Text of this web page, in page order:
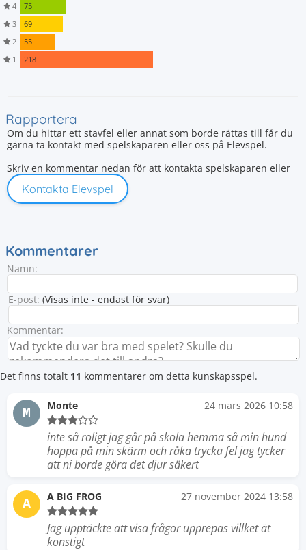
4
75
3
69
2
55
1
218
Rapportera
Om du hittar ett stavfel eller annat som borde rättas till får du
gärna ta kontakt med spelskaparen eller oss på Elevspel.
Skriv en kommentar nedan för att kontakta spelskaparen eller
Kontakta Elevspel
Kommentarer
Namn:
E-post: (Visas inte - endast för svar)
Kommentar:
Det finns totalt 11 kommentarer om detta kunskapsspel.
M Monte 24 mars 2026 10:58
inte så roligt jag går på skola hemma så min hund
hoppa på min skärm och råka trycka fel jag tycker
att ni borde göra det djur säkert
A A BIG FROG 27 november 2024 13:58
Jag upptäckte att visa frågor upprepas villket ät
konstigt